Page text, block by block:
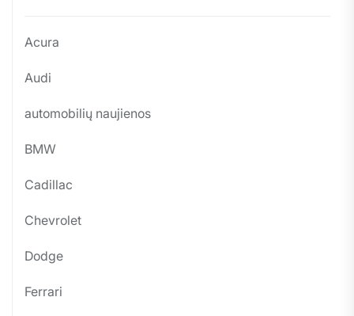
Acura
Audi
automobilių naujienos
BMW
Cadillac
Chevrolet
Dodge
Ferrari